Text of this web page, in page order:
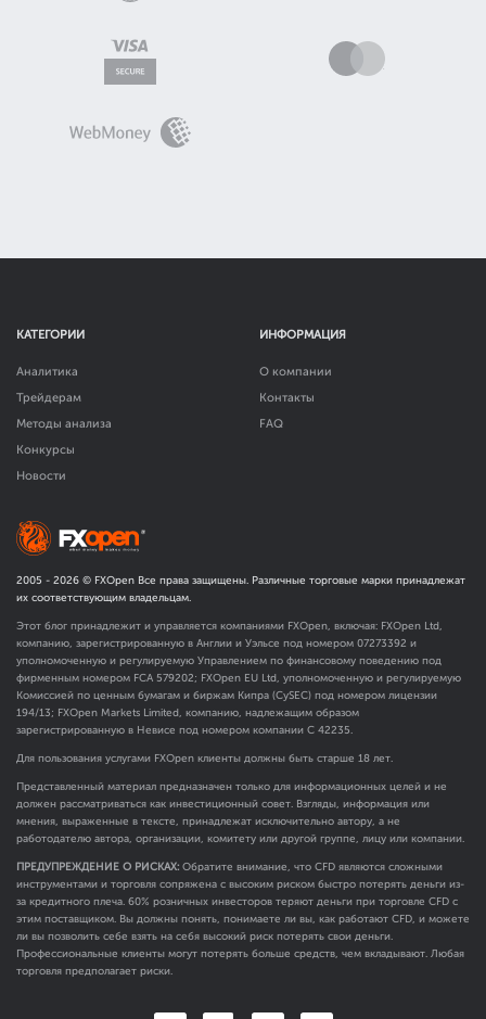
КАТЕГОРИИ
Аналитика
Трейдерам
Методы анализа
Конкурсы
Новости
ИНФОРМАЦИЯ
О компании
Контакты
FAQ
2005 - 2026 © FXOpen Все права защищены. Различные торговые марки принадлежат
их соответствующим владельцам.
Этот блог принадлежит и управляется компаниями FXOpen, включая: FXOpen Ltd,
компанию, зарегистрированную в Англии и Уэльсе под номером 07273392 и
уполномоченную и регулируемую Управлением по финансовому поведению под
фирменным номером FCA 579202; FXOpen EU Ltd, уполномоченную и регулируемую
Комиссией по ценным бумагам и биржам Кипра (CySEC) под номером лицензии
194/13; FXOpen Markets Limited, компанию, надлежащим образом
зарегистрированную в Невисе под номером компании C 42235.
Для пользования услугами FXOpen клиенты должны быть старше 18 лет.
Представленный материал предназначен только для информационных целей и не
должен рассматриваться как инвестиционный совет. Взгляды, информация или
мнения, выраженные в тексте, принадлежат исключительно автору, а не
работодателю автора, организации, комитету или другой группе, лицу или компании.
ПРЕДУПРЕЖДЕНИЕ О РИСКАХ: Обратите внимание, что CFD являются сложными
инструментами и торговля сопряжена с высоким риском быстро потерять деньги из-
за кредитного плеча. 60% розничных инвесторов теряют деньги при торговле CFD с
этим поставщиком. Вы должны понять, понимаете ли вы, как работают CFD, и можете
ли вы позволить себе взять на себя высокий риск потерять свои деньги.
Профессиональные клиенты могут потерять больше средств, чем вкладывают. Любая
торговля предполагает риски.